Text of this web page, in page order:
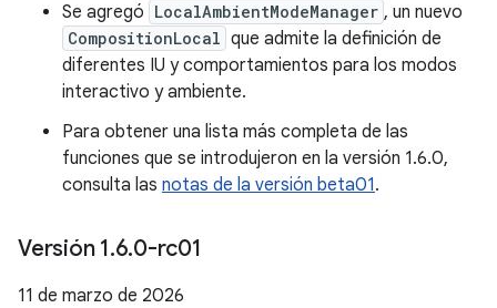
Se agregó LocalAmbientModeManager , un nuevo
CompositionLocal que admite la definición de
diferentes IU y comportamientos para los modos
interactivo y ambiente.
Para obtener una lista más completa de las
funciones que se introdujeron en la versión 1.6.0,
consulta las notas de la versión beta01.
Versión 1.6.0-rc01
11 de marzo de 2026